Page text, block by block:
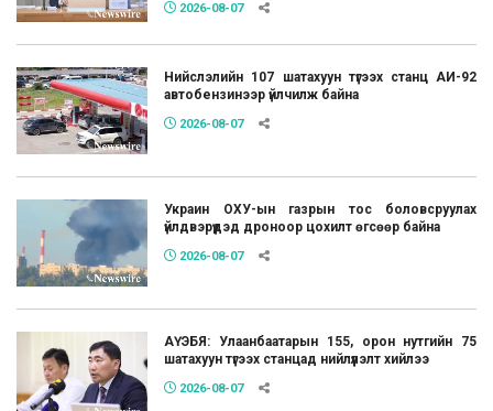
2026-08-07
Нийслэлийн 107 шатахуун түгээх станц АИ-92
автобензинээр үйлчилж байна
2026-08-07
Украин ОХУ-ын газрын тос боловсруулах
үйлдвэрүүдэд дроноор цохилт өгсөөр байна
2026-08-07
АҮЭБЯ: Улаанбаатарын 155, орон нутгийн 75
шатахуун түгээх станцад нийлүүлэлт хийлээ
2026-08-07